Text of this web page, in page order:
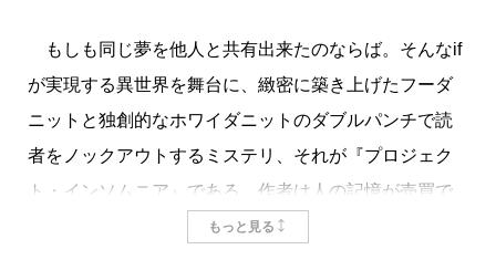
もしも同じ夢を他人と共有出来たのならば。そんなif
が実現する異世界を舞台に、緻密に築き上げたフーダ
ニットと独創的なホワイダニットのダブルパンチで読
者をノックアウトするミステリ、それが『プロジェク
ト・インソムニア』である。作者は人の記憶が売買で
きる世界での謎解きを描いた『 名もなき星の哀歌
もっと見る